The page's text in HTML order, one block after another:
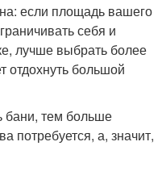
если площадь вашего
себя и
лучше выбрать более
отдохнуть большой
бани, тем больше
потребуется, а, значит,